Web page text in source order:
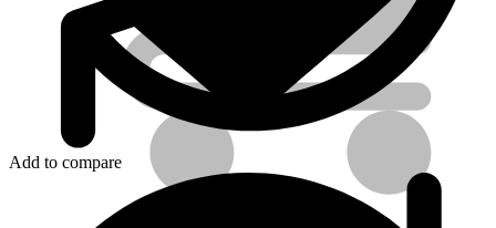
Add to compare